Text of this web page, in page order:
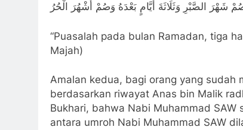
شَهْرَ الصَّبْرِ وَثَلَاثَةَ أَيَّامٍ بَعْدَهُ وَصُمْ أَشْهُرَ الْحُرُ
“Puasalah pada bulan Ramadan, tiga
Majah)
Amalan kedua, bagi orang yang sudah
berdasarkan riwayat Anas bin Malik
Bukhari, bahwa Nabi Muhammad
antara umroh Nabi Muhammad SAW